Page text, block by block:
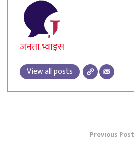
जनता भ्वाइस
View all posts
Previous Post